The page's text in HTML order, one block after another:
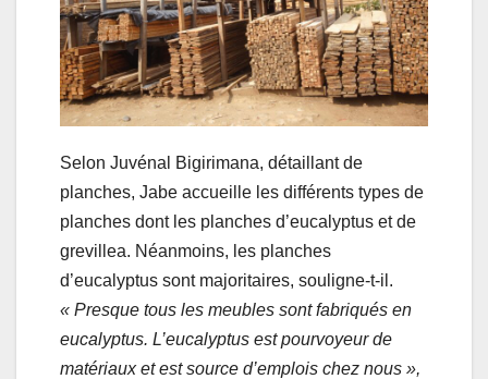
Selon Juvénal Bigirimana, détaillant de
planches, Jabe accueille les différents types de
planches dont les planches d’eucalyptus et de
grevillea. Néanmoins, les planches
d’eucalyptus sont majoritaires, souligne-t-il.
« Presque tous les meubles sont fabriqués en
eucalyptus. L’eucalyptus est pourvoyeur de
matériaux et est source d’emplois chez nous »,